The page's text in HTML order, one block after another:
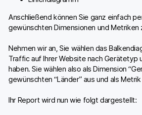
Anschließend können Sie ganz einfach
gewünschten Dimensionen und Metriken
Nehmen wir an, Sie wählen das
Traffic auf Ihrer Website nach Gerätetyp
haben. Sie wählen also als Dimension
gewünschten “Länder” aus und als Metrik
Ihr Report wird nun wie folgt dargestellt: